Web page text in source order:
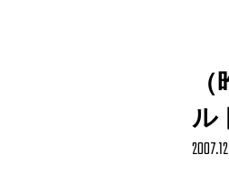
ル